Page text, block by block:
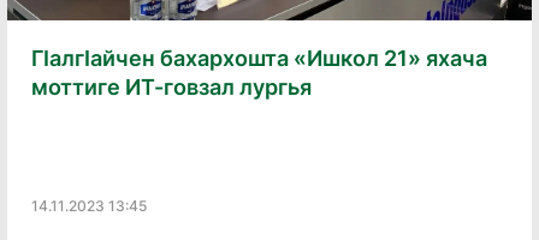
ГӀалгӀайчен бахархошта «Ишкол 21» яхача
моттиге ИТ-говзал лургья
14.11.2023 13:45